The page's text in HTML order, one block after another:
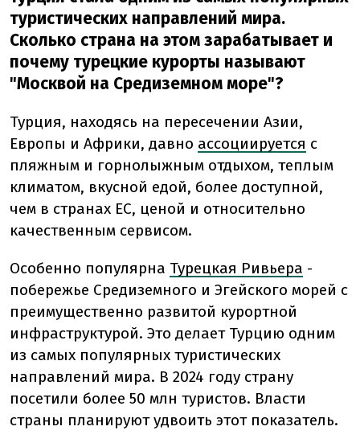
туристических направлений мира.
Сколько страна на этом зарабатывает и
почему турецкие курорты называют
"Москвой на Средиземном море"?
Турция, находясь на пересечении Азии,
Европы и Африки, давно ассоциируется с
пляжным и горнолыжным отдыхом, теплым
климатом, вкусной едой, более доступной,
чем в странах ЕС, ценой и относительно
качественным сервисом.
Особенно популярна Турецкая Ривьера -
побережье Средиземного и Эгейского морей с
преимущественно развитой курортной
инфраструктурой. Это делает Турцию одним
из самых популярных туристических
направлений мира. В 2024 году страну
посетили более 50 млн туристов. Власти
страны планируют удвоить этот показатель.